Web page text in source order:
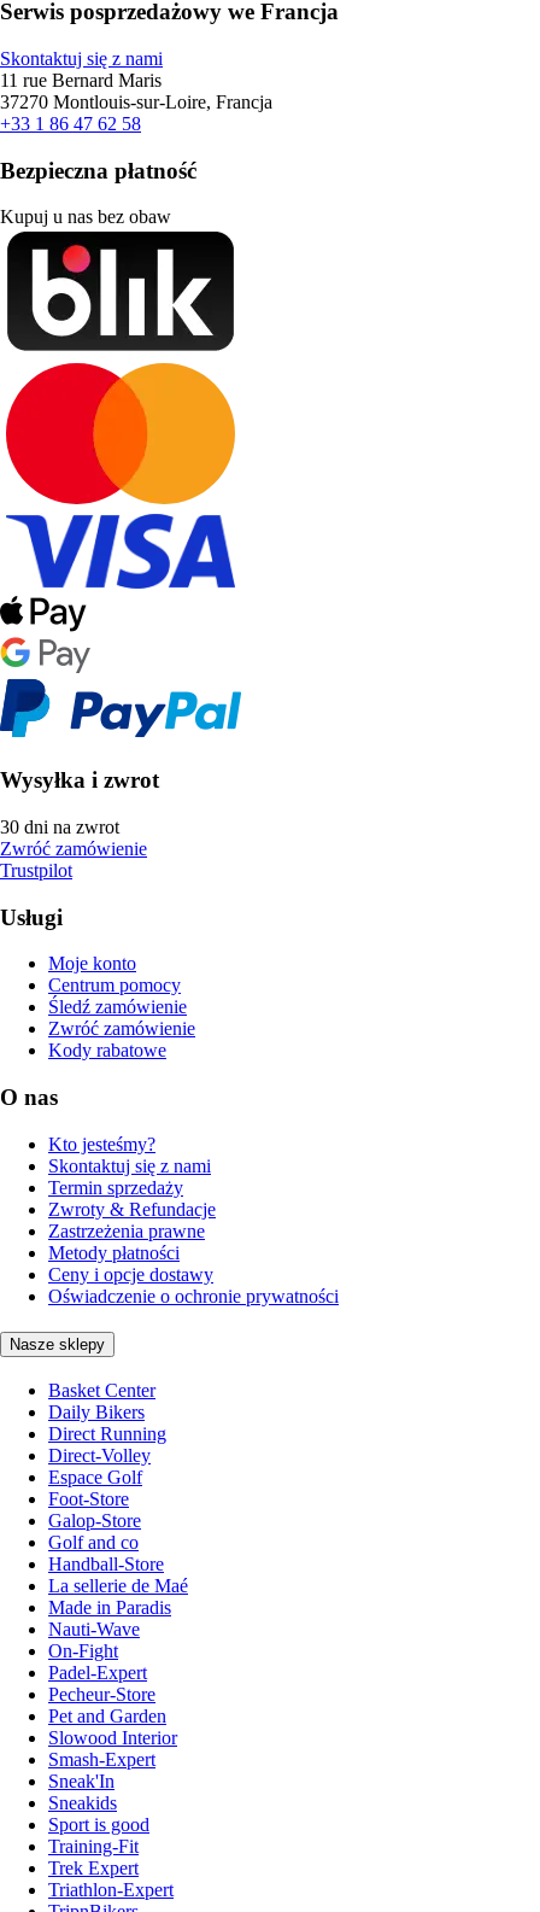
Serwis posprzedażowy we Francja
Skontaktuj się z nami
11 rue Bernard Maris
37270 Montlouis-sur-Loire, Francja
+33 1 86 47 62 58
Bezpieczna płatność
Kupuj u nas bez obaw
Wysyłka i zwrot
30 dni na zwrot
Zwróć zamówienie
Trustpilot
Usługi
Moje konto
Centrum pomocy
Śledź zamówienie
Zwróć zamówienie
Kody rabatowe
O nas
Kto jesteśmy?
Skontaktuj się z nami
Termin sprzedaży
Zwroty & Refundacje
Zastrzeżenia prawne
Metody płatności
Ceny i opcje dostawy
Oświadczenie o ochronie prywatności
Nasze sklepy
Basket Center
Daily Bikers
Direct Running
Direct-Volley
Espace Golf
Foot-Store
Galop-Store
Golf and co
Handball-Store
La sellerie de Maé
Made in Paradis
Nauti-Wave
On-Fight
Padel-Expert
Pecheur-Store
Pet and Garden
Slowood Interior
Smash-Expert
Sneak'In
Sneakids
Sport is good
Training-Fit
Trek Expert
Triathlon-Expert